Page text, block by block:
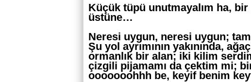
Küçük tüpü unutmayalım ha,
üstüne…
Neresi uygun, neresi uygun;
Şu yol ayrımının yakınında,
ormanlık bir alan; iki kilim
çizgili pijamamı da çektim mi;
ooooooohhh be, keyif benim